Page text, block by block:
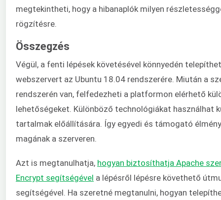
megtekintheti, hogy a hibanaplók milyen
rögzítésre.
Összegzés
Végül, a fenti lépések követésével könnyedén
webszervert az Ubuntu 18.04 rendszerére. Miután a
rendszerén van, felfedezheti a platformon elérhető
lehetőségeket. Különböző technológiákat használhat
tartalmak előállítására. Így egyedi és támogató
magának a szerveren.
Azt is megtanulhatja, hogyan biztosíthatja Apache
Encrypt segítségével a lépésről lépésre követhető
segítségével. Ha szeretné megtanulni, hogyan